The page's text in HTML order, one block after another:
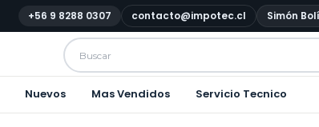
+56 9 8288 0307 contacto@impotec.cl Simón
Nuevos Mas Vendidos Servicio Tecnico